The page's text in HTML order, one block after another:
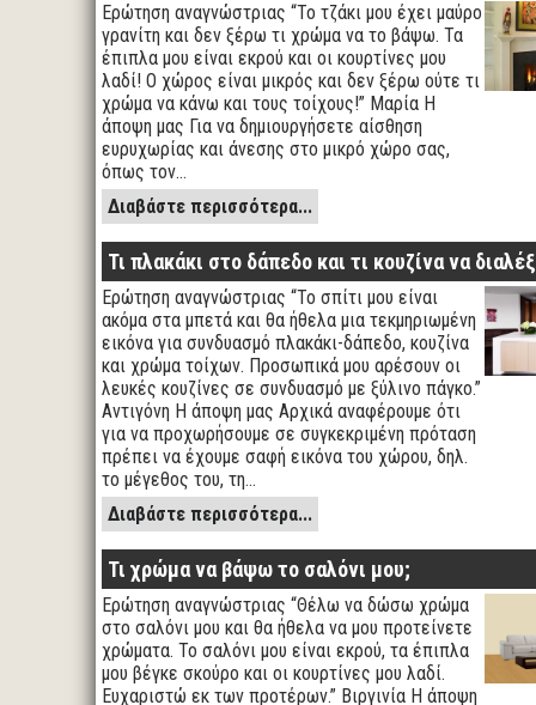
Ερώτηση αναγνώστριας “Το τζάκι μου έχει μαύρο
γρανίτη και δεν ξέρω τι χρώμα να το βάψω. Τα
έπιπλα μου είναι εκρού και οι κουρτίνες μου
λαδί! Ο χώρος είναι μικρός και δεν ξέρω ούτε τι
χρώμα να κάνω και τους τοίχους!” Μαρία Η
άποψη μας Για να δημιουργήσετε αίσθηση
ευρυχωρίας και άνεσης στο μικρό χώρο σας,
όπως τον…
Διαβάστε περισσότερα...
Τι πλακάκι στο δάπεδο και τι κουζίνα να
Ερώτηση αναγνώστριας “Το σπίτι μου είναι
ακόμα στα μπετά και θα ήθελα μια τεκμηριωμένη
εικόνα για συνδυασμό πλακάκι-δάπεδο, κουζίνα
και χρώμα τοίχων. Προσωπικά μου αρέσουν οι
λευκές κουζίνες σε συνδυασμό με ξύλινο πάγκο.”
Αντιγόνη Η άποψη μας Αρχικά αναφέρουμε ότι
για να προχωρήσουμε σε συγκεκριμένη πρόταση
πρέπει να έχουμε σαφή εικόνα του χώρου, δηλ.
το μέγεθος του, τη…
Διαβάστε περισσότερα...
Τι χρώμα να βάψω το σαλόνι μου;
Ερώτηση αναγνώστριας “Θέλω να δώσω χρώμα
στο σαλόνι μου και θα ήθελα να μου προτείνετε
χρώματα. Το σαλόνι μου είναι εκρού, τα έπιπλα
μου βέγκε σκούρο και οι κουρτίνες μου λαδί.
Ευχαριστώ εκ των προτέρων.” Βιργινία Η άποψη